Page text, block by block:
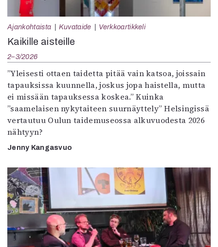
Ajankohtaista Kuvataide Verkkoartikkeli
Kaikille aisteille
2–3/2026
”Yleisesti ottaen taidetta pitää vain katsoa, joissain
tapauksissa kuunnella, joskus jopa haistella, mutta
ei missään tapauksessa koskea.” Kuinka
”saamelaisen nykytaiteen suurnäyttely” Helsingissä
vertautuu Oulun taidemuseossa alkuvuodesta 2026
nähtyyn?
Jenny Kangasvuo